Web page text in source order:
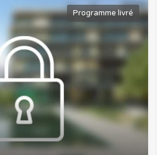
Programme livré